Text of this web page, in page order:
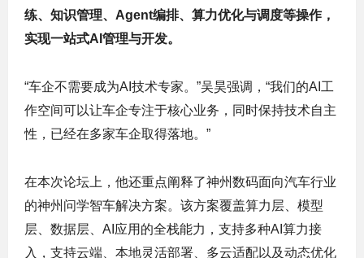
练、知识管理、Agent编排、 算力优化与调度等操作，
实现一站式AI管理与开发。
“车企不需要成为AI技术专家。”吴昊强调，“我们的AI工
作空间可以让车企专注于核心业务，同时保持技术自主
性，已经在多家车企取得落地。”
在本次论坛上，他还重点阐释了神州数码面向汽车行业
的神州问学智车解决方案。该方案覆盖算力层、模型
层、数据层、AI应用的全栈能力，支持多种AI算力接
入，支持云端、本地灵活部署、多云适配以及动态优化